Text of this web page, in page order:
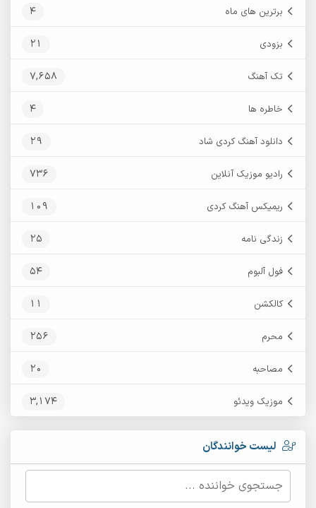
برترین های ماه 4
بزودی 21
تک آهنگ 7,658
خاطره ها 4
دانلود آهنگ کردی شاد 29
رادیو موزیک آنلاین 736
ریمیکس آهنگ کردی 109
زندگی نامه 25
فول آلبوم 54
کالکشن 11
محرم 256
مصاحبه 20
موزیک ویدئو 3,174
لیست خوانندگان